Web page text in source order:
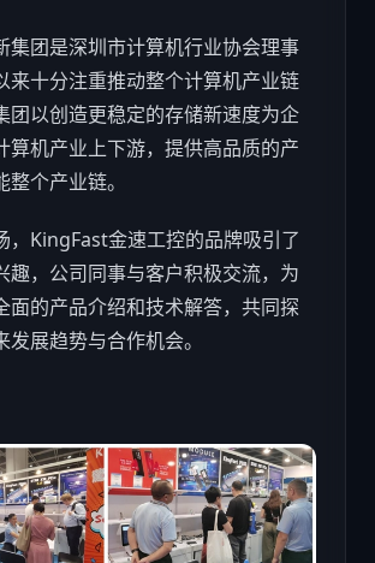
团是深圳市计算机行业协会理事
来十分注重推动整个计算机产业链
团以创造更稳定的存储新速度为企
算机产业上下游，提供高品质的产
个产业链。
KingFast金速工控的品牌吸引了
趣，公司同事与客户积极交流，为
面的产品介绍和技术解答，共同探
展趋势与合作机会。